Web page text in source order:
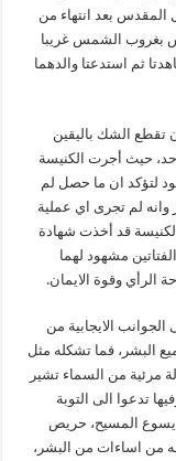
المقدس بعد انتهاء من
بغروب الشمس غريبا
ثم استدعتا والدهما
تقطع الشك باليقين
حيث أجرت الكنيسة
لتؤكد ان ما حصل لم
وانه لم تجرى اي عملية
قد أخذت شهادة
مشهود لهما
الرأي وقوة الايمان.
الايجابية من
البشر، فما تشكله مثل
مرئية من السماء تشير
تدعوا الى التوبة
يسوع المسيح، حريص
من اساءات من البشر،